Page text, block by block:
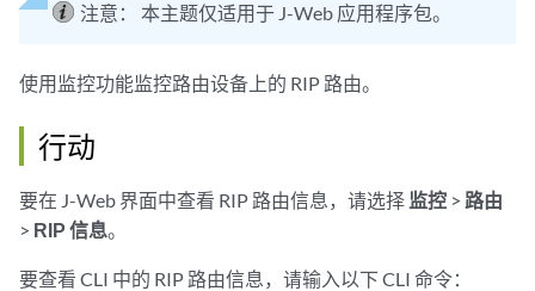
注意： 本主题仅适用于 J-Web 应用程序包。
使用监控功能监控路由设备上的 RIP 路由。
行动
要在 J-Web 界面中查看 RIP 路由信息，请选择 监控 > 路由
> RIP 信息。
要查看 CLI 中的 RIP 路由信息，请输入以下 CLI 命令：